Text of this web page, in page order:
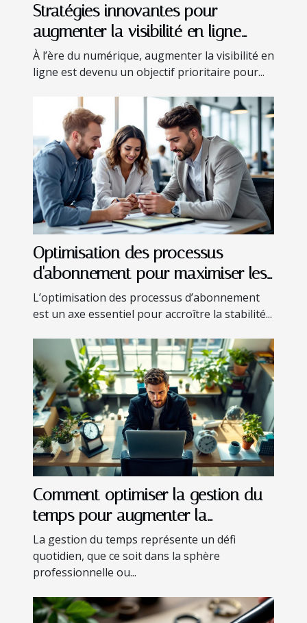
Stratégies innovantes pour
augmenter la visibilité en ligne
sans budget
À l’ère du numérique, augmenter la visibilité en
ligne est devenu un objectif prioritaire pour...
Optimisation des processus
d'abonnement pour maximiser les
revenus récurrents
L’optimisation des processus d’abonnement
est un axe essentiel pour accroître la stabilité...
Comment optimiser la gestion du
temps pour augmenter la
productivité?
La gestion du temps représente un défi
quotidien, que ce soit dans la sphère
professionnelle ou...